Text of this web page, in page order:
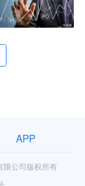
APP
限公司版权所有